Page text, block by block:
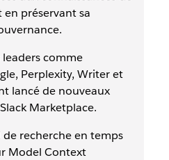
et accélèrent les
en préservant sa
leaders comme
Perplexity, Writer et
lancé de nouveaux
Marketplace.
de recherche en temps
Model Context